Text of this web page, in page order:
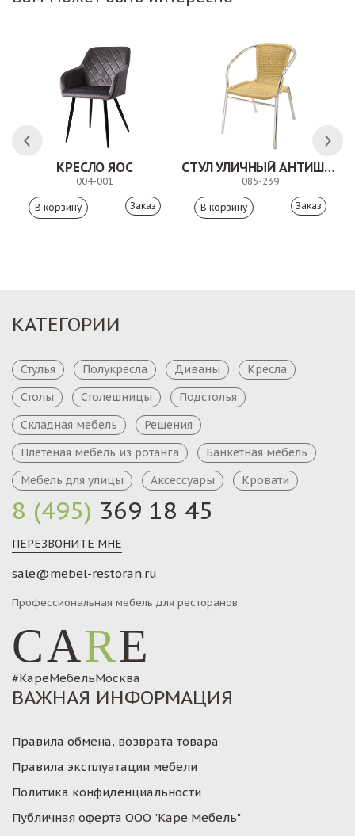
КРЕСЛО ЯОС
004-001
Заказ
СТУЛ УЛИЧНЫЙ АНТИШОН
085-239
Заказ
8 (495) 369 18 45
ПЕРЕЗВОНИТЕ МНЕ
sale@mebel-restoran.ru
Профессиональная мебель для ресторанов
CARE
#КареМебельМосква
КАТЕГОРИИ
Стулья Полукресла Диваны
Кресла
Столы
Столешницы
Подстолья
Складная мебель
Решения
Плетеная мебель из ротанга
Банкетная мебель
Мебель для улицы
Аксессуары Кровати
ВАЖНАЯ ИНФОРМАЦИЯ
Правила обмена, возврата товара
Правила эксплуатации мебели
Политика конфиденциальности
Публичная оферта ООО "Каре Мебель"